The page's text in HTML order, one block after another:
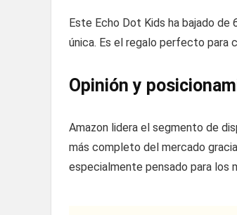
Este Echo Dot Kids ha bajado de
única. Es el regalo perfecto para
Opinión y
Amazon lidera el segmento de
más completo del mercado
especialmente pensado para los